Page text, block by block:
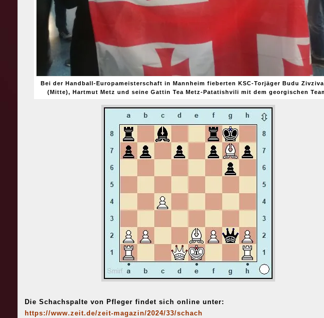
Bei der Handball-Europameisterschaft in Mannheim fieberten KSC-Torjäger Budu
(Mitte), Hartmut Metz und seine Gattin Tea Metz-Patatishvili mit dem georgischen
Die Schachspalte von Pfleger findet sich online unter:
https://www.zeit.de/zeit-magazin/2024/33/schach